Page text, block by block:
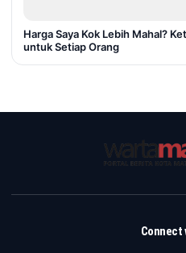
Harga Saya Kok Lebih Mahal?
untuk Setiap Orang
Connect